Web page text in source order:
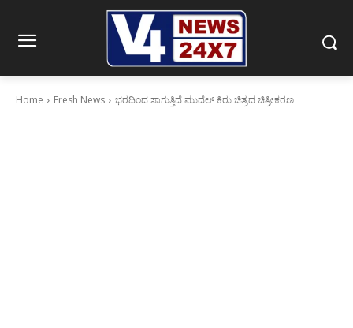
Home Fresh News ಭರದಿಂದ ಸಾಗುತ್ತಿದೆ ಮುದೆಲ್ ಕಿರು ಚಿತ್ರದ ಚಿತ್ರೀಕರಣ